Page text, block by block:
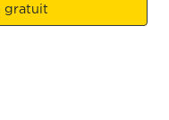
gratuit